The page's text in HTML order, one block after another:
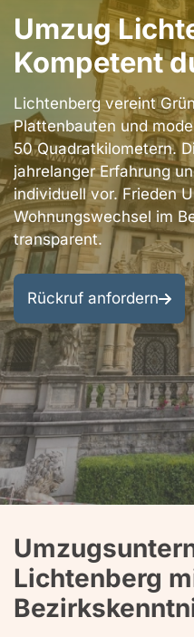
Umzug
Kompetent
Lichtenberg vereint
Plattenbauten und
50 Quadratkilometern.
jahrelanger Erfahrung
individuell vor. Frieden
Wohnungswechsel im
transparent.
Rückruf anfordern
Lichtenberg
Kontakt
Impressum
Datenschutzerklärung
AGB
Bezirke
Berlin
Umgebung
Entrümpelung
&
Renovierung